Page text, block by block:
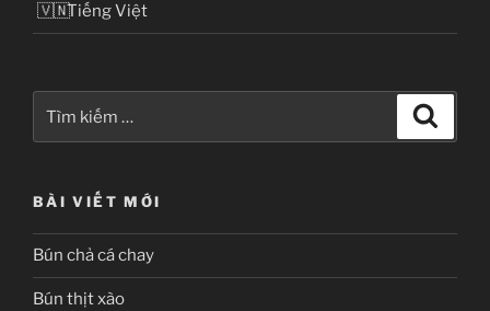
Tiếng Việt
BÀI VIẾT MỚI
Bún chả cá chay
Bún thịt xào